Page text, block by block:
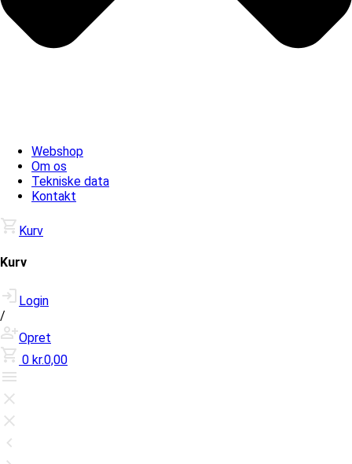
Webshop
Om os
Tekniske data
Kontakt
Kurv
Kurv
Login
/
Opret
0 kr.0,00